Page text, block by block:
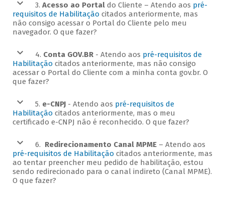
3. Acesso ao Portaldo Cliente – Atendo aos pré-
requisitos de Habilitação citados anteriormente, mas
não consigo acessar o Portal do Cliente pelo meu
navegador. O que fazer?
4. Conta GOV.BR- Atendo aos pré-requisitos de
Habilitação citados anteriormente, mas não consigo
acessar o Portal do Cliente com a minha conta gov.br. O
que fazer?
5. e-CNPJ- Atendo aos pré-requisitos de
Habilitação citados anteriormente, mas o meu
certificado e-CNPJ não é reconhecido. O que fazer?
6. Redirecionamento Canal MPME– Atendo aos
pré-requisitos de Habilitação citados anteriormente, mas
ao tentar preencher meu pedido de habilitação, estou
sendo redirecionado para o canal indireto (Canal MPME).
O que fazer?